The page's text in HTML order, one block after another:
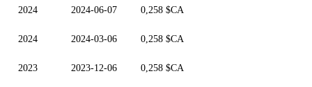
2024 2024-06-07 0,258 $CA
2024 2024-03-06 0,258 $CA
2023 2023-12-06 0,258 $CA